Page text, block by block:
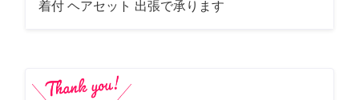
着付 ヘアセット 出張で承ります